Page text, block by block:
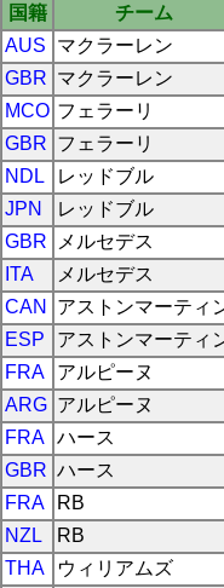
国籍
チーム
AUS
マクラーレン
GBR マクラーレン
MCO フェラーリ
GBR フェラーリ
NDL
レッドブル
JPN
レッドブル
GBR
メルセデス
ITA
メルセデス
CAN
アストンマーティ
ESP
アストンマーティ
FRA
アルピーヌ
ARG アルピーヌ
FRA ハース
GBR ハース
FRA
RB
NZL
RB
THA
ウィリアムズ